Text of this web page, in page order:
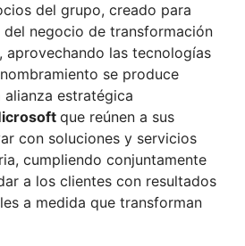
del grupo, creado para
negocio de transformación
aprovechando las tecnologías
se produce
estratégica
que reúnen a sus
con soluciones y servicios
cumpliendo conjuntamente
a los clientes con resultados
a medida que transforman